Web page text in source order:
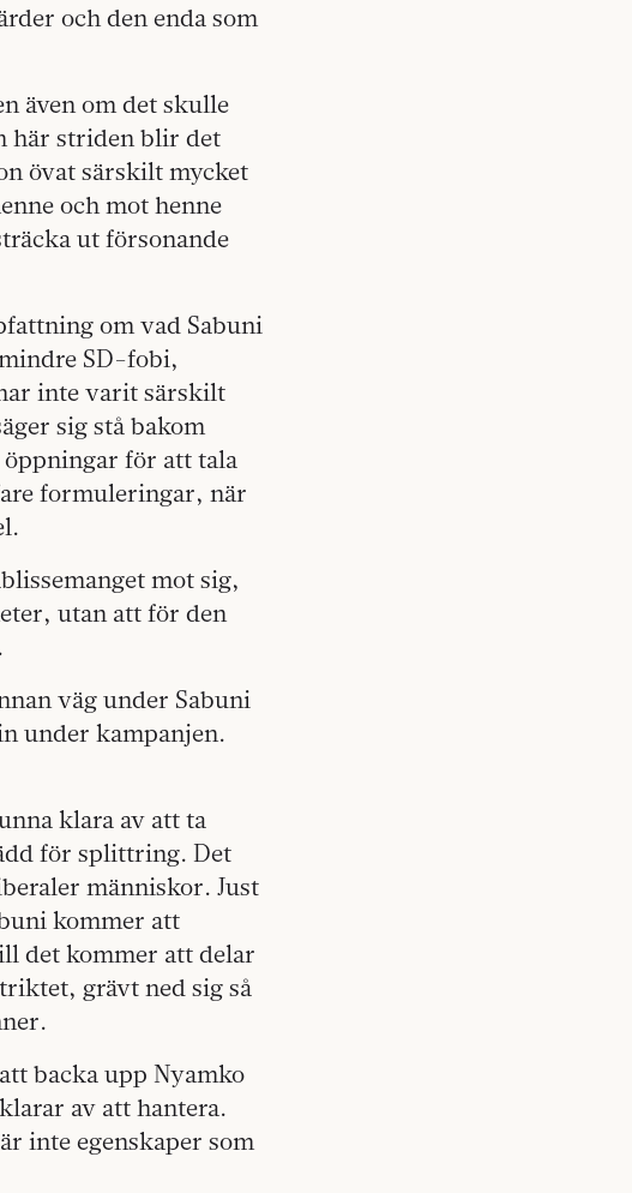
och den enda som
även om det skulle
här striden blir det
övat särskilt mycket
och mot henne
ut försonande
om vad Sabuni
SD-fobi,
inte varit särskilt
sig stå bakom
för att tala
formuleringar, när
mot sig,
utan att för den
väg under Sabuni
under kampanjen.
klara av att ta
för splittring. Det
människor. Just
kommer att
det kommer att delar
grävt ned sig så
backa upp Nyamko
av att hantera.
inte egenskaper som